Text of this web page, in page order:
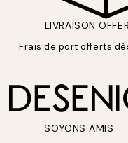
LIVRAISON
Frais de port offerts
SOYONS AMIS